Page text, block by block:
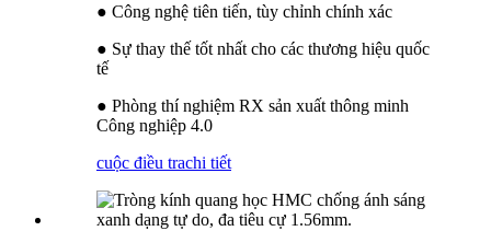
● Công nghệ tiên tiến, tùy chỉnh chính xác
● Sự thay thế tốt nhất cho các thương hiệu quốc
tế
● Phòng thí nghiệm RX sản xuất thông minh
Công nghiệp 4.0
cuộc điều trachi tiết